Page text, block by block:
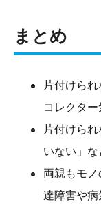
まとめ
片付けら
コレクタ
片付けら
いない」
両親もモ
達障害や病